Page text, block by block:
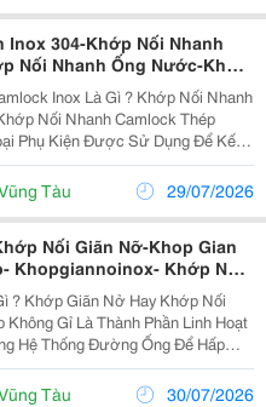
Inox 304-Khớp Nối Nhanh
Nối Nhanh Ống Nước-Khớp
Các Loại Khớp Nối
Nhanh Camlock -Khớp Nối
Khớp Nối Nhanh Bằng
Là Gì ? Khớp Nối Nhanh
Nối Nhanh Camlock Thép
Phụ Kiện Được Sử Dụng Để Kết
Chóng Các Ống Mềm Và Ống
Dụng Truyền Tải Chất Lỏng. Nó
Tàu 29/07/2026
Nối Giãn Nỡ-Khop Gian
Khopgiannoinox- Khớp Nối
Khopnoimem- Bù Trừ
Bù Trừ Giãn Nỡ-Khớp Co
Giãn Nỡ Kim Loại-Ống
Nối
Gỉ Là Thành Phần Linh Hoạt
Hệ Thống Đường Ống Để Hấp
Suất Và Rung Động, Đồng Thời
Và Co Ngót Do Nhiệt. Chúng Rất
Tàu 30/07/2026